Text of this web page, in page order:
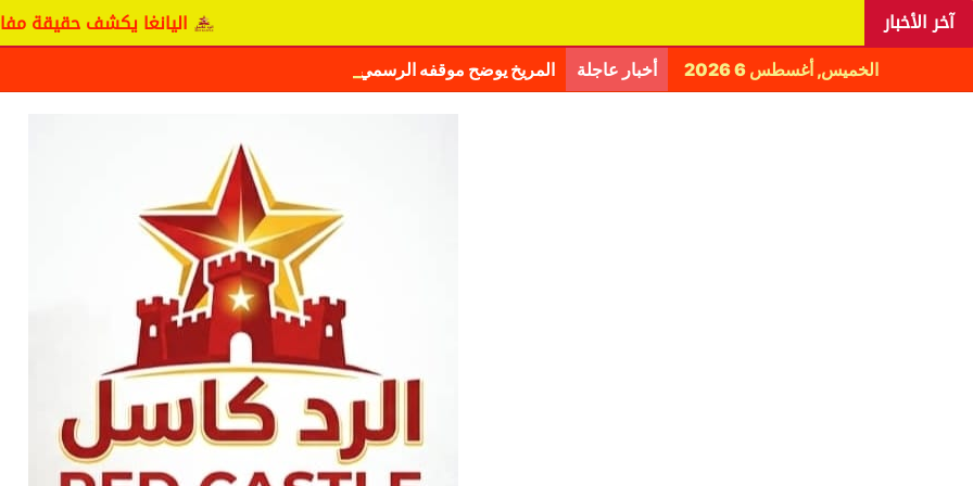
آخر الأخبار اليانغا يكشف حقيقة مفاوضات نجم المريخ
الخميس, أغسطس 6 2026 أخبار عاجلة المريخ يوضح موقفه الرسمي بشأن سيكافا.